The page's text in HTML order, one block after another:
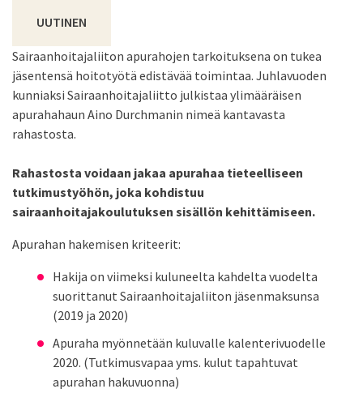
UUTINEN
Sairaanhoitajaliiton apurahojen tarkoituksena on tukea
jäsentensä hoitotyötä edistävää toimintaa. Juhlavuoden
kunniaksi Sairaanhoitajaliitto julkistaa ylimääräisen
apurahahaun Aino Durchmanin nimeä kantavasta
rahastosta.
Rahastosta voidaan jakaa apurahaa tieteelliseen
tutkimustyöhön, joka kohdistuu
sairaanhoitajakoulutuksen sisällön kehittämiseen.
Apurahan hakemisen kriteerit:
Hakija on viimeksi kuluneelta kahdelta vuodelta
suorittanut Sairaanhoitajaliiton jäsenmaksunsa
(2019 ja 2020)
Apuraha myönnetään kuluvalle kalenterivuodelle
2020. (Tutkimusvapaa yms. kulut tapahtuvat
apurahan hakuvuonna)